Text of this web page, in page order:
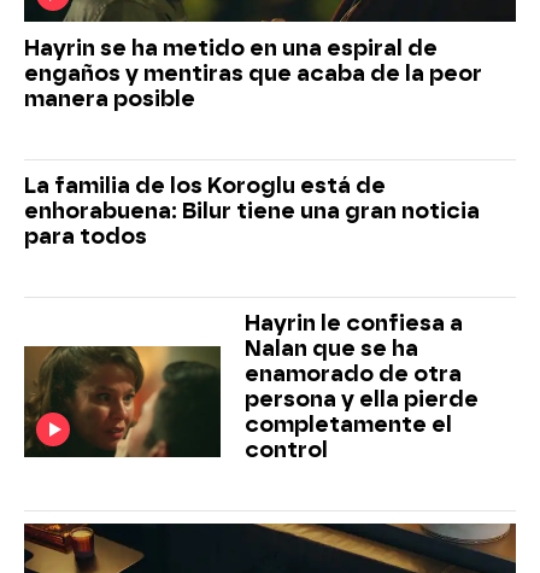
Hayrin se ha metido en una espiral de
engaños y mentiras que acaba de la peor
manera posible
La familia de los Koroglu está de
enhorabuena: Bilur tiene una gran noticia
para todos
Hayrin le confiesa a
Nalan que se ha
enamorado de otra
persona y ella pierde
completamente el
control